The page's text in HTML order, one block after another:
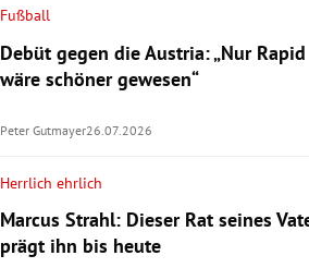
Fußball
Debüt gegen die Austria: „Nur Rapid
wäre schöner gewesen“
Peter Gutmayer26.07.2026
Herrlich ehrlich
Marcus Strahl: Dieser Rat seines
prägt ihn bis heute